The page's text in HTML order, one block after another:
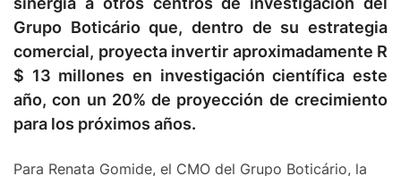
Grupo Boticário que, dentro de su estrategia
comercial, proyecta invertir aproximadamente R
$ 13 millones en investigación científica este
año, con un 20% de proyección de crecimiento
para los próximos años.
Para Renata Gomide, el CMO del Grupo Boticário, la